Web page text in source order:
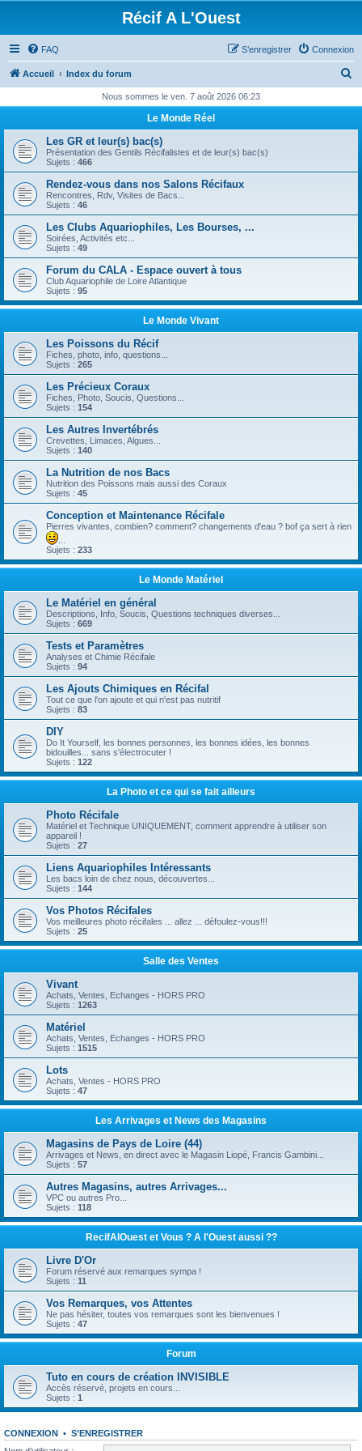
Récif A L'Ouest
FAQ Connexion
S’enregistrer
Accueil Index du forum
h
r
Nous sommes le ven. 7 août 2026 06:23
Le Monde Réel
Les GR et leur(s) bac(s)
Présentation des Gentils Récifalistes et de leur(s) bac(s)
Sujets : 466
Rendez-vous dans nos Salons Récifaux
Rencontres, Rdv, Visites de Bacs...
Sujets : 46
Les Clubs Aquariophiles, Les Bourses, ...
Soirées, Activités etc...
Sujets : 49
Forum du CALA - Espace ouvert à tous
Club Aquariophile de Loire Atlantique
Sujets : 95
Le Monde Vivant
Les Poissons du Récif
Fiches, photo, info, questions...
Sujets : 265
Les Précieux Coraux
Fiches, Photo, Soucis, Questions...
Sujets : 154
Les Autres Invertébrés
Crevettes, Limaces, Algues...
Sujets : 140
La Nutrition de nos Bacs
Nutrition des Poissons mais aussi des Coraux
Sujets : 45
Conception et Maintenance Récifale
Pierres vivantes, combien? comment? changements d'eau ? bof ça sert à rien
Sujets : 233
Le Monde Matériel
Le Matériel en général
Descriptions, Info, Soucis, Questions techniques diverses...
Sujets : 669
Tests et Paramètres
Analyses et Chimie Récifale
Sujets : 94
Les Ajouts Chimiques en Récifal
Tout ce que l'on ajoute et qui n'est pas nutritif
Sujets : 83
DIY
Do It Yourself, les bonnes personnes, les bonnes idées, les bonnes
bidouilles... sans s'électrocuter !
Sujets : 122
La Photo et ce qui se fait ailleurs
Photo Récifale
Matériel et Technique UNIQUEMENT, comment apprendre à utiliser son
appareil !
Sujets : 27
Liens Aquariophiles Intéressants
Les bacs loin de chez nous, découvertes...
Sujets : 144
Vos Photos Récifales
Vos meilleures photo récifales ... allez ... défoulez-vous!!!
Sujets : 25
Salle des Ventes
Vivant
Achats, Ventes, Echanges - HORS PRO
Sujets : 1263
Matériel
Achats, Ventes, Echanges - HORS PRO
Sujets : 1515
Lots
Achats, Ventes - HORS PRO
Sujets : 47
Les Arrivages et News des Magasins
Magasins de Pays de Loire (44)
Arrivages et News, en direct avec le Magasin Liopé, Francis Gambini...
Sujets : 57
Autres Magasins, autres Arrivages...
VPC ou autres Pro...
Sujets : 118
RecifAlOuest et Vous ? A l'Ouest aussi ??
Livre D'Or
Forum réservé aux remarques sympa !
Sujets : 11
Vos Remarques, vos Attentes
Ne pas hésiter, toutes vos remarques sont les bienvenues !
Sujets : 47
Forum
Tuto en cours de création INVISIBLE
Accès réservé, projets en cours...
Sujets : 1
CONNEXION • S’ENREGISTRER